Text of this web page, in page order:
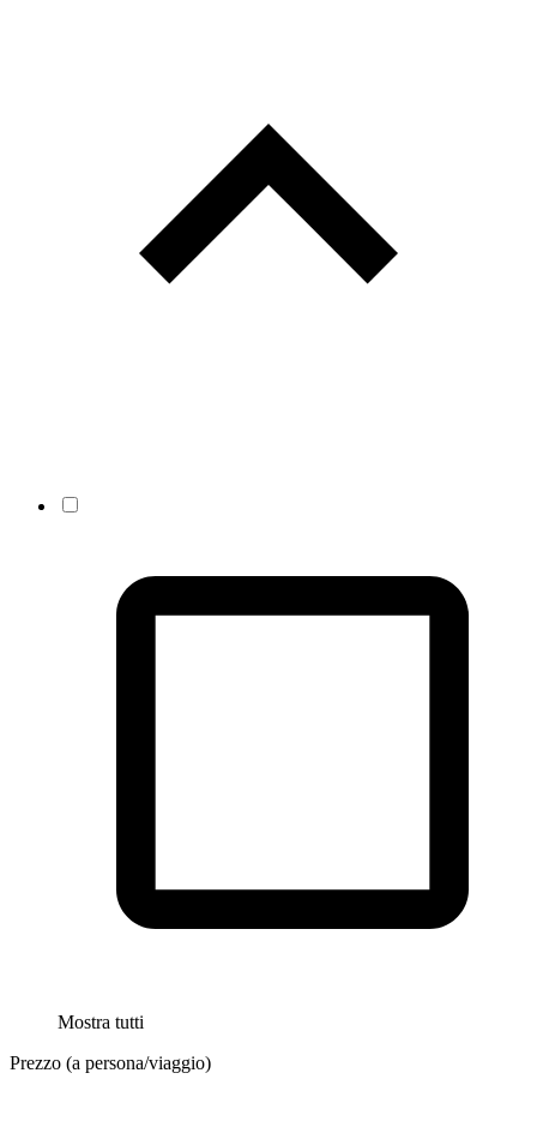
Mostra tutti
Prezzo (a persona/viaggio)